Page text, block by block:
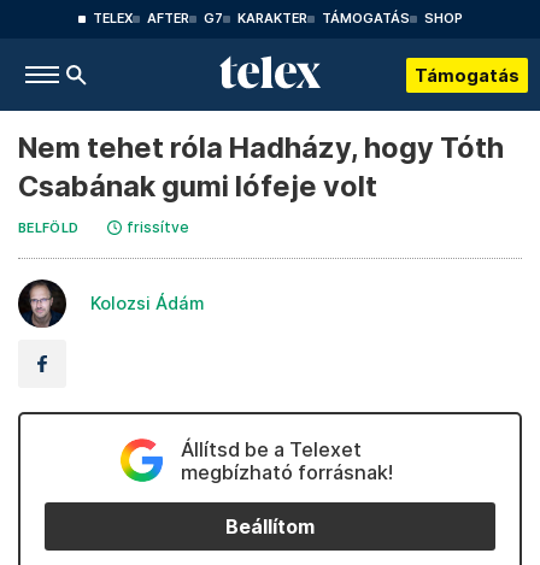
TELEX AFTER G7 KARAKTER TÁMOGATÁS SHOP
Támogatás
Nem tehet róla Hadházy, hogy Tóth
Csabának gumi lófeje volt
BELFÖLD frissítve
Kolozsi Ádám
Állítsd be a Telexet
megbízható forrásnak!
Beállítom